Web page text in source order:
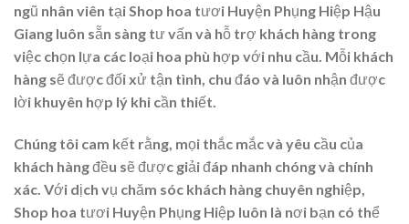
ngũ nhân viên tại Shop hoa tươi Huyện Phụng Hiệp Hậu
Giang luôn sẵn sàng tư vấn và hỗ trợ khách hàng trong
việc chọn lựa các loại hoa phù hợp với nhu cầu. Mỗi khách
hàng sẽ được đối xử tận tình, chu đáo và luôn nhận được
lời khuyên hợp lý khi cần thiết.
Chúng tôi cam kết rằng, mọi thắc mắc và yêu cầu của
khách hàng đều sẽ được giải đáp nhanh chóng và chính
xác. Với dịch vụ chăm sóc khách hàng chuyên nghiệp,
Shop hoa tươi Huyện Phụng Hiệp luôn là nơi bạn có thể